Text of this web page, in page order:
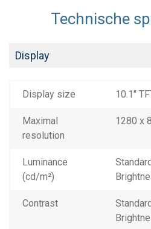
Technische
Display
Display size 10.1"
Maximal
resolution
1280 x
Luminance
(cd/m²)
Contrast